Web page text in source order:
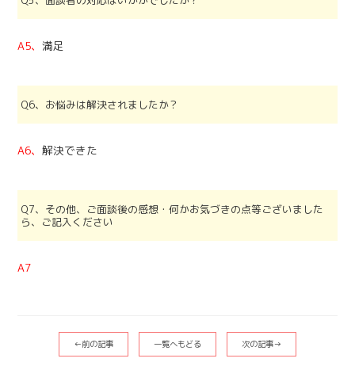
A5、満足
Q6、お悩みは解決されましたか？
A6、解決できた
Q7、その他、ご面談後の感想・何かお気づきの点等ございました
ら、ご記入ください
A7
←前の記事 一覧へもどる 次の記事→